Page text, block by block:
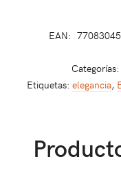
EAN:
Categorías:
Etiquetas: elegancia,